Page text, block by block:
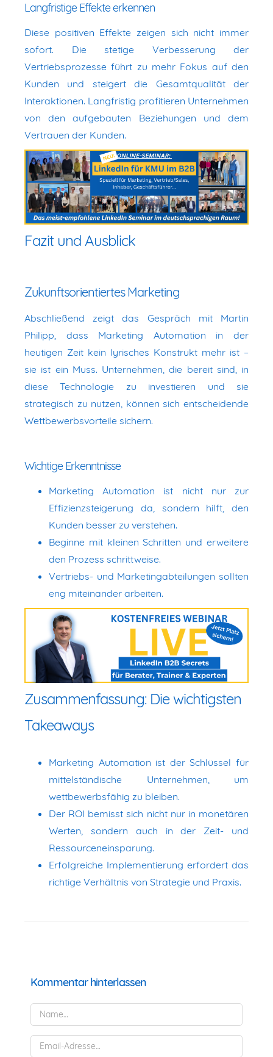
Langfristige Effekte erkennen
Diese positiven Effekte zeigen sich nicht immer
sofort. Die stetige Verbesserung der
Vertriebsprozesse führt zu mehr Fokus auf den
Kunden und steigert die Gesamtqualität der
Interaktionen. Langfristig profitieren Unternehmen
von den aufgebauten Beziehungen und dem
Vertrauen der Kunden.
Fazit und Ausblick
Zukunftsorientiertes Marketing
Abschließend zeigt das Gespräch mit Martin
Philipp, dass Marketing Automation in der
heutigen Zeit kein lyrisches Konstrukt mehr ist –
sie ist ein Muss. Unternehmen, die bereit sind, in
diese Technologie zu investieren und sie
strategisch zu nutzen, können sich entscheidende
Wettbewerbsvorteile sichern.
Wichtige Erkenntnisse
Marketing Automation ist nicht nur zur
Effizienzsteigerung da, sondern hilft, den
Kunden besser zu verstehen.
Beginne mit kleinen Schritten und erweitere
den Prozess schrittweise.
Vertriebs- und Marketingabteilungen sollten
eng miteinander arbeiten.
Zusammenfassung: Die wichtigsten
Takeaways
Marketing Automation ist der Schlüssel für
mittelständische Unternehmen, um
wettbewerbsfähig zu bleiben.
Der ROI bemisst sich nicht nur in monetären
Werten, sondern auch in der Zeit- und
Ressourceneinsparung.
Erfolgreiche Implementierung erfordert das
richtige Verhältnis von Strategie und Praxis.
Kommentar hinterlassen